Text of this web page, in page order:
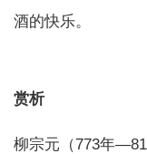
酒的快乐。
赏析
柳宗元（773年